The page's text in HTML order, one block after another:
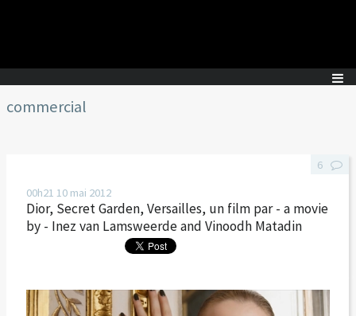
commercial
00h21 10 mai 2012
Dior, Secret Garden, Versailles, un film par - a movie
by - Inez van Lamsweerde and Vinoodh Matadin
6